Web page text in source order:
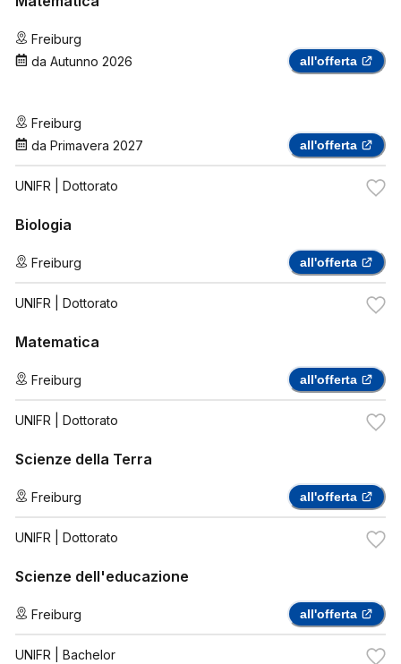
Freiburg
da Autunno 2026 all'offerta
Freiburg
da Primavera 2027 all'offerta
UNIFR | Dottorato
Biologia
Freiburg all'offerta
UNIFR | Dottorato
Matematica
Freiburg all'offerta
UNIFR | Dottorato
Scienze della Terra
Freiburg all'offerta
UNIFR | Dottorato
Scienze dell'educazione
Freiburg all'offerta
UNIFR | Bachelor